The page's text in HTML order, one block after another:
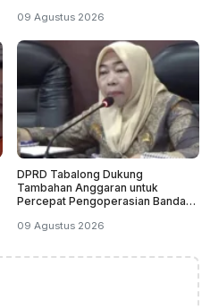
09 Agustus 2026
DPRD Tabalong Dukung
Tambahan Anggaran untuk
Percepat Pengoperasian Bandara
09 Agustus 2026